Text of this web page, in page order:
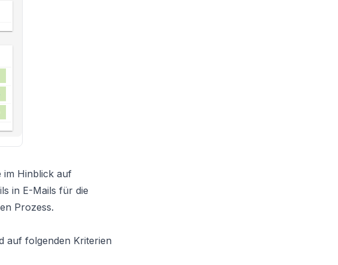
im Hinblick auf
in E-Mails für die
Prozess.
auf folgenden Kriterien